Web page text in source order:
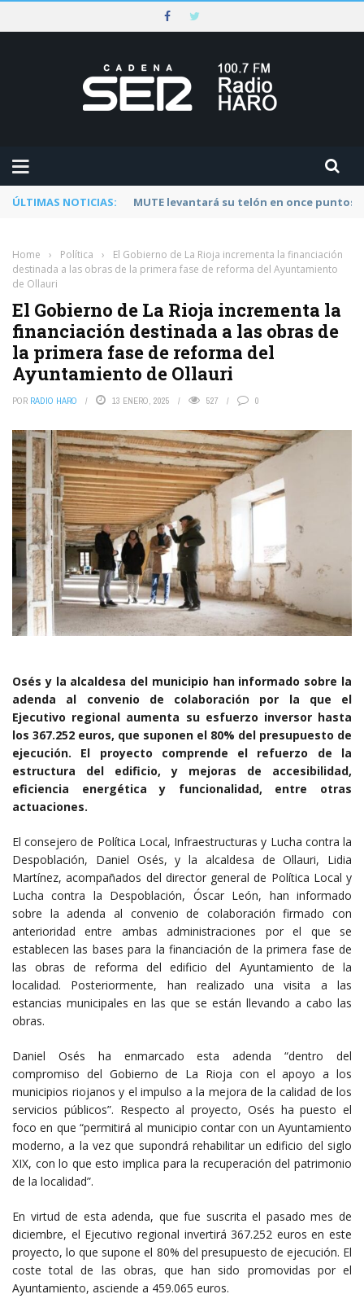
ÚLTIMAS NOTICIAS: Rescatado un ciclista accidentado en un
Home › Política ›
El Gobierno de La Rioja incrementa la financiación
destinada a las obras de la primera fase de reforma del Ayuntamiento
de Ollauri
El Gobierno de La Rioja incrementa la
financiación destinada a las obras de
la primera fase de reforma del
Ayuntamiento de Ollauri
POR RADIO HARO 13 ENERO, 2025 527 0
Osés y la alcaldesa del municipio han informado sobre la
adenda al convenio de colaboración por la que el
Ejecutivo regional aumenta su esfuerzo inversor hasta
los 367.252 euros, que suponen el 80% del presupuesto de
ejecución. El proyecto comprende el refuerzo de la
estructura del edificio, y mejoras de accesibilidad,
eficiencia energética y funcionalidad, entre otras
actuaciones.
El consejero de Política Local, Infraestructuras y Lucha contra la
Despoblación, Daniel Osés, y la alcaldesa de Ollauri, Lidia
Martínez, acompañados del director general de Política Local y
Lucha contra la Despoblación, Óscar León, han informado
sobre la adenda al convenio de colaboración firmado con
anterioridad entre ambas administraciones por el que se
establecen las bases para la financiación de la primera fase de
las obras de reforma del edificio del Ayuntamiento de la
localidad. Posteriormente, han realizado una visita a las
estancias municipales en las que se están llevando a cabo las
obras.
Daniel Osés ha enmarcado esta adenda “dentro del
compromiso del Gobierno de La Rioja con el apoyo a los
municipios riojanos y el impulso a la mejora de la calidad de los
servicios públicos”. Respecto al proyecto, Osés ha puesto el
foco en que “permitirá al municipio contar con un Ayuntamiento
moderno, a la vez que supondrá rehabilitar un edificio del siglo
XIX, con lo que esto implica para la recuperación del patrimonio
de la localidad”.
En virtud de esta adenda, que fue suscrita el pasado mes de
diciembre, el Ejecutivo regional invertirá 367.252 euros en este
proyecto, lo que supone el 80% del presupuesto de ejecución. El
coste total de las obras, que han sido promovidas por el
Ayuntamiento, asciende a 459.065 euros.